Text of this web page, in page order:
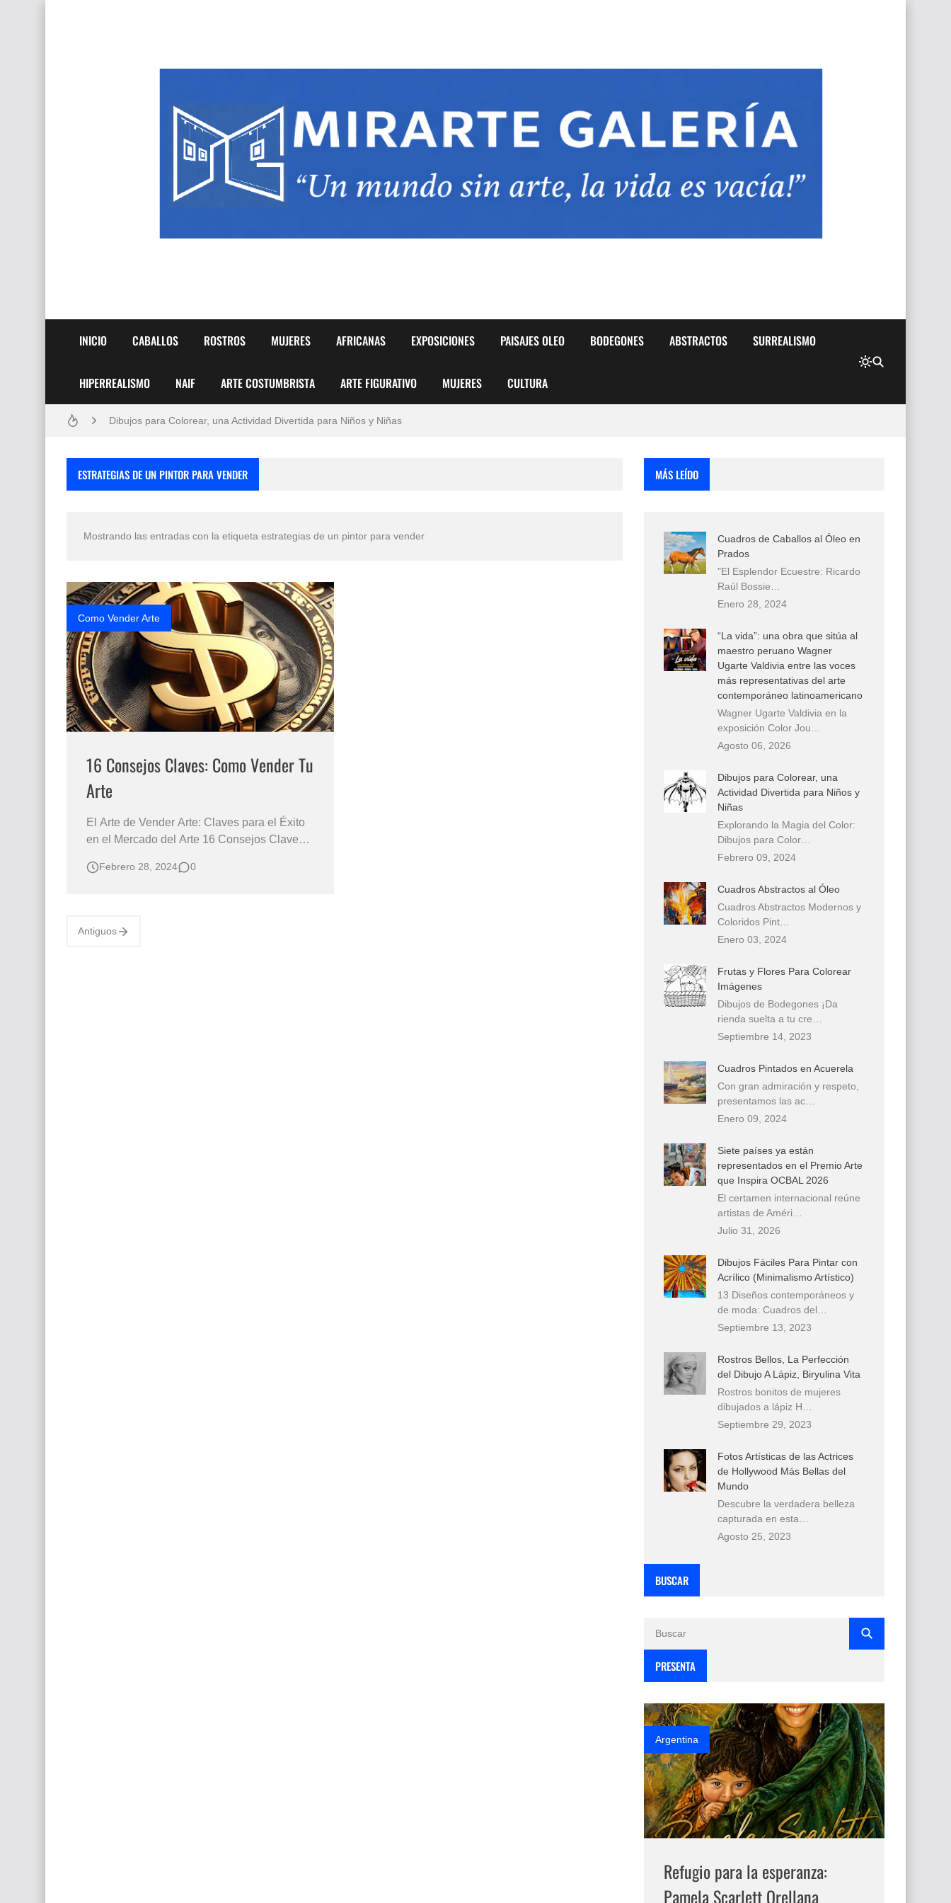
INICIO CABALLOS ROSTROS MUJERES AFRICANAS EXPOSICIONES PAISAJES OLEO BODEGONES ABSTRACTOS SURREALISMO
HIPERREALISMO NAIF ARTE COSTUMBRISTA ARTE FIGURATIVO MUJERES CULTURA
Pintores de Paisajes Famosos, Arte al Óleo
Dibujos para Colorear, una Actividad Divertida para Niños y Niñas
Fotos Artísticas de las Actrices de Hollywood Más Bellas del Mundo
Que significan los cuadros de negras africanas?
El mundo del arte en pintura surrealista
ESTRATEGIAS DE UN PINTOR PARA VENDER
Mostrando las entradas con la etiqueta estrategias de un pintor para vender
Como Vender Arte
16 Consejos Claves: Como Vender Tu
Arte
El Arte de Vender Arte: Claves para el Éxito
en el Mercado del Arte 16 Consejos Claves
para Artistas que Buscan Impulsar sus
Febrero 28, 2024 0
Antiguos
MÁS LEÍDO
Cuadros de Caballos al Óleo en
Prados
"El Esplendor Ecuestre: Ricardo
Raúl Bossie…
Enero 28, 2024
“La vida”: una obra que sitúa al
maestro peruano Wagner
Ugarte Valdivia entre las voces
más representativas del arte
contemporáneo latinoamericano
Wagner Ugarte Valdivia en la
exposición Color Jou…
Agosto 06, 2026
Dibujos para Colorear, una
Actividad Divertida para Niños y
Niñas
Explorando la Magia del Color:
Dibujos para Color…
Febrero 09, 2024
Cuadros Abstractos al Óleo
Cuadros Abstractos Modernos y
Coloridos Pint…
Enero 03, 2024
Frutas y Flores Para Colorear
Imágenes
Dibujos de Bodegones ¡Da
rienda suelta a tu cre…
Septiembre 14, 2023
Cuadros Pintados en Acuerela
Con gran admiración y respeto,
presentamos las ac…
Enero 09, 2024
Siete países ya están
representados en el Premio Arte
que Inspira OCBAL 2026
El certamen internacional reúne
artistas de Améri…
Julio 31, 2026
Dibujos Fáciles Para Pintar con
Acrílico (Minimalismo Artístico)
13 Diseños contemporáneos y
de moda: Cuadros del…
Septiembre 13, 2023
Rostros Bellos, La Perfección
del Dibujo A Lápiz, Biryulina Vita
Rostros bonitos de mujeres
dibujados a lápiz H…
Septiembre 29, 2023
Fotos Artísticas de las Actrices
de Hollywood Más Bellas del
Mundo
Descubre la verdadera belleza
capturada en esta…
Agosto 25, 2023
BUSCAR
PRESENTA
Argentina
Refugio para la esperanza:
Pamela Scarlett Orellana